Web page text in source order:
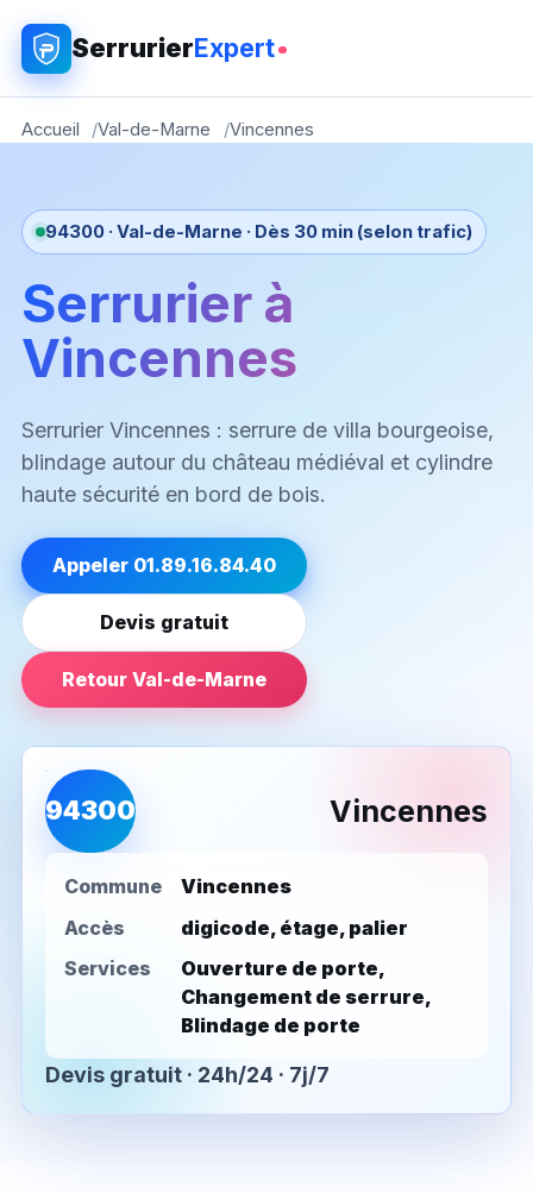
SerrurierExpert
Accueil Val-de-Marne Vincennes
94300 · Val-de-Marne · Dès 30 min (selon trafic)
Serrurier à
Vincennes
Serrurier Vincennes : serrure de villa bourgeoise,
blindage autour du château médiéval et cylindre
haute sécurité en bord de bois.
Appeler 01.89.16.84.40
Devis gratuit
Retour Val-de-Marne
94300 Vincennes
Commune
Vincennes
Accès
digicode, étage, palier
Services
Ouverture de porte,
Changement de serrure,
Blindage de porte
Devis gratuit · 24h/24 · 7j/7